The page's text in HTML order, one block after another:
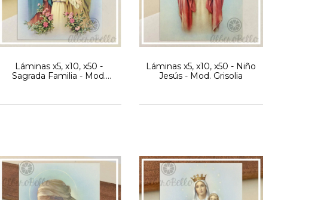
Láminas x5, x10, x50 -
Sagrada Familia - Mod.
Láminas x5, x10, x50 - Niño
Jesús - Mod. Grisolia